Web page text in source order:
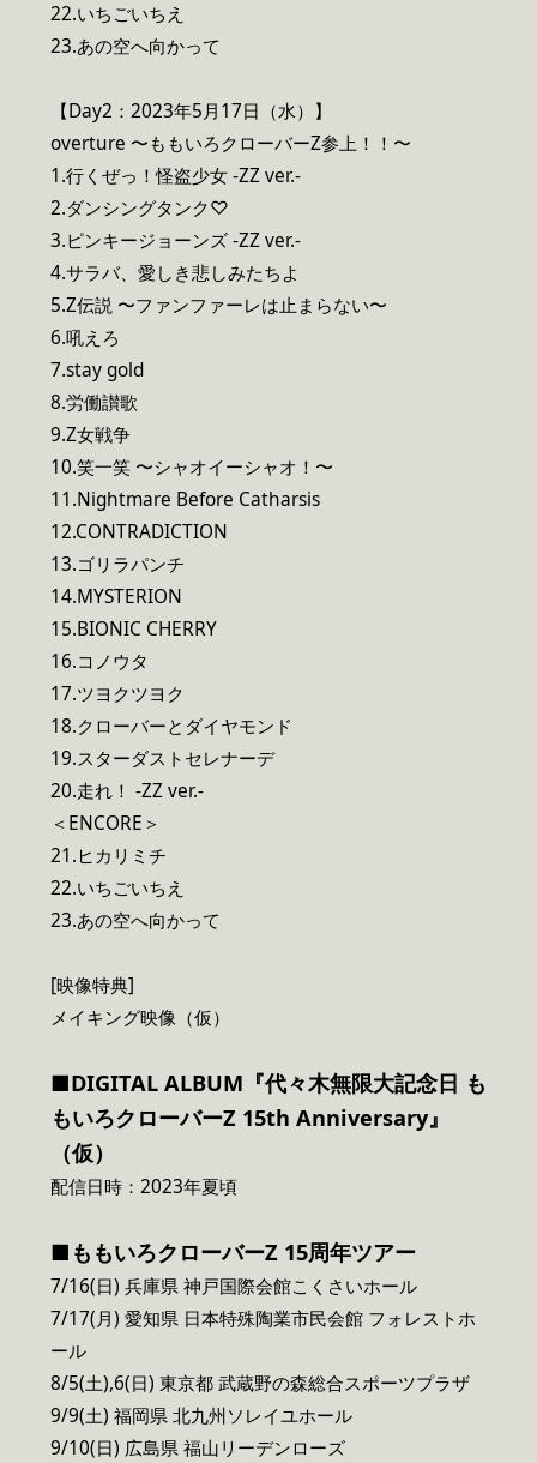
22.いちごいちえ
23.あの空へ向かって
【Day2：2023年5月17日（水）】
overture 〜ももいろクローバーZ参上！！〜
1.行くぜっ！怪盗少女 -ZZ ver.-
2.ダンシングタンク♡
3.ピンキージョーンズ -ZZ ver.-
4.サラバ、愛しき悲しみたちよ
5.Z伝説 〜ファンファーレは止まらない〜
6.吼えろ
7.stay gold
8.労働讃歌
9.Z女戦争
10.笑一笑 〜シャオイーシャオ！〜
11.Nightmare Before Catharsis
12.CONTRADICTION
13.ゴリラパンチ
14.MYSTERION
15.BIONIC CHERRY
16.コノウタ
17.ツヨクツヨク
18.クローバーとダイヤモンド
19.スターダストセレナーデ
20.走れ！ -ZZ ver.-
＜ENCORE＞
21.ヒカリミチ
22.いちごいちえ
23.あの空へ向かって
[映像特典]
メイキング映像（仮）
■DIGITAL ALBUM 『代々木無限大記念日 も
もいろクローバーZ 15th Anniversary』
（仮）
配信日時：2023年夏頃
■ももいろクローバーZ 15周年ツアー
7/16(日) 兵庫県 神戸国際会館こくさいホール
7/17(月) 愛知県 日本特殊陶業市民会館 フォレストホ
ール
8/5(土),6(日) 東京都 武蔵野の森総合スポーツプラザ
9/9(土) 福岡県 北九州ソレイユホール
9/10(日) 広島県 福山リーデンローズ